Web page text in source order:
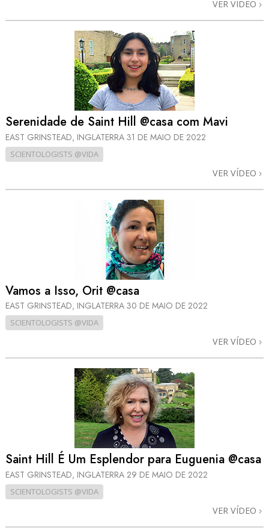
VER VÍDEO
Serenidade de Saint Hill @casa com Mavi
EAST GRINSTEAD, INGLATERRA 31 DE MAIO DE 2022
SCIENTOLOGISTS @VIDA
VER VÍDEO
Vamos a Isso, Orit @casa
EAST GRINSTEAD, INGLATERRA 30 DE MAIO DE 2022
SCIENTOLOGISTS @VIDA
VER VÍDEO
Saint Hill É Um Esplendor para Euguenia @casa
EAST GRINSTEAD, INGLATERRA 29 DE MAIO DE 2022
SCIENTOLOGISTS @VIDA
VER VÍDEO